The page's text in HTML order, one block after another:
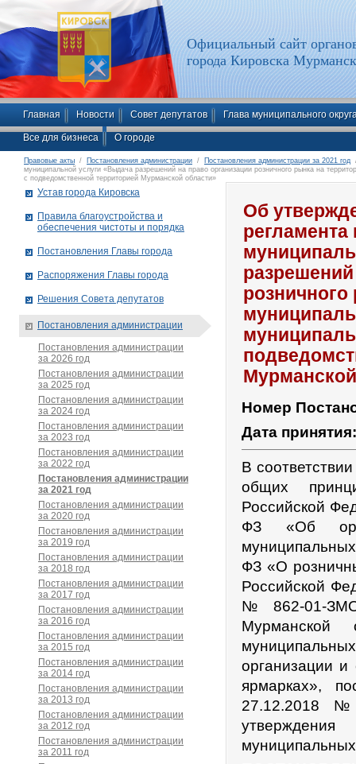
Официальный сайт
города Кировска
Главная Новости Совет депутатов Глава муниципального
Все для бизнеса О городе
Правовые акты / Постановления администрации / Постановления администрации за 2021 год
муниципальной услуги «Выдача разрешений на право организации розничного рынка на
с подведомственной территорией Мурманской области»
Об
регламента
Номер
Дата
В
общих
Российской
ФЗ «Об
ФЗ «О
Российской
№ 862-01-ЗМО
Мурманской
организации
ярмарках»,
27.12.2018
утверждения
Устав города Кировска
Правила благоустройства и
обеспечения чистоты и порядка
Постановления Главы города
Распоряжения Главы города
Решения Совета депутатов
Постановления администрации
Постановления администрации
за 2026 год
Постановления администрации
за 2025 год
Постановления администрации
за 2024 год
Постановления администрации
за 2023 год
Постановления администрации
за 2022 год
Постановления администрации
за 2021 год
Постановления администрации
за 2020 год
Постановления администрации
за 2019 год
Постановления администрации
за 2018 год
Постановления администрации
за 2017 год
Постановления администрации
за 2016 год
Постановления администрации
за 2015 год
Постановления администрации
за 2014 год
Постановления администрации
за 2013 год
Постановления администрации
за 2012 год
Постановления администрации
за 2011 год